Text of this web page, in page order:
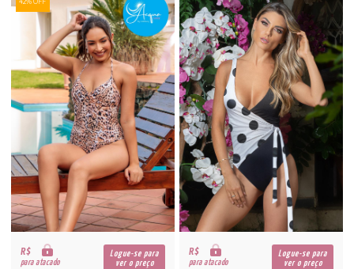
R$
para atacado
Logue-se para
ver o preço
R$
para atacado
Logue-se para
ver o preço